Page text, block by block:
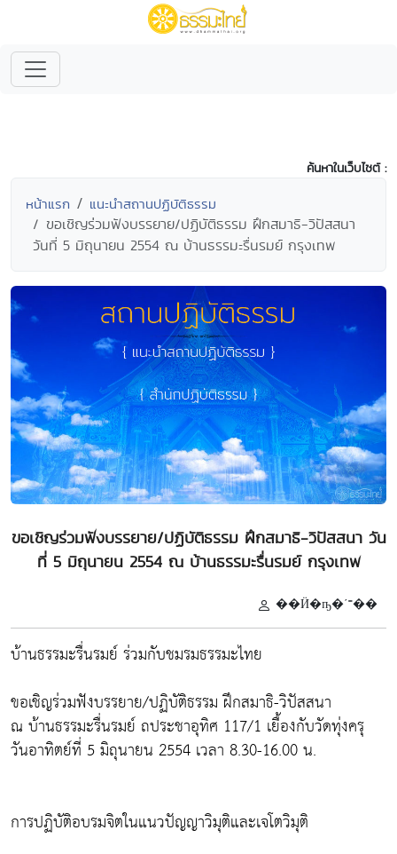
ค้นหาในเว็บไซต์ :
หน้าแรก แนะนำสถานปฏิบัติธรรม
ขอเชิญร่วมฟังบรรยาย/ปฏิบัติธรรม ฝึกสมาธิ-วิปัสสนา
วันที่ 5 มิถุนายน 2554 ณ บ้านธรรมะรื่นรมย์ กรุงเทพ
ขอเชิญร่วมฟังบรรยาย/ปฏิบัติธรรม ฝึกสมาธิ-วิปัสสนา วัน
ที่ 5 มิถุนายน 2554 ณ บ้านธรรมะรื่นรมย์ กรุงเทพ
��Ӥ�ҧ�ʹ˭��
บ้านธรรมะรื่นรมย์ ร่วมกับชมรมธรรมะไทย
ขอเชิญร่วมฟังบรรยาย/ปฏิบัติธรรม ฝึกสมาธิ-วิปัสสนา
ณ บ้านธรรมะรื่นรมย์ ถประชาอุทิศ 117/1 เยื้องกับวัดทุ่งครุ
วันอาทิตย์ที่ 5 มิถุนายน 2554 เวลา 8.30-16.00 น.
การปฏิบัติอบรมจิตในแนวปัญญาวิมุติและเจโตวิมุติ